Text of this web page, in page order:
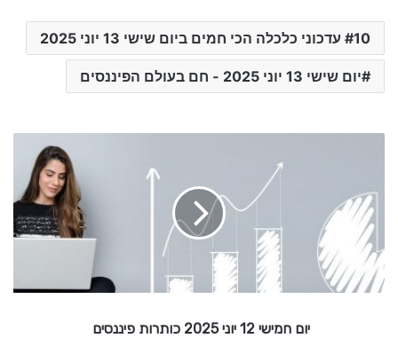
10 עדכוני כלכלה הכי חמים ביום שישי 13 יוני 2025
יום שישי 13 יוני 2025 - חם בעולם הפיננסים
ש
1
יום חמישי 12 יוני 2025 כותרות פיננסים